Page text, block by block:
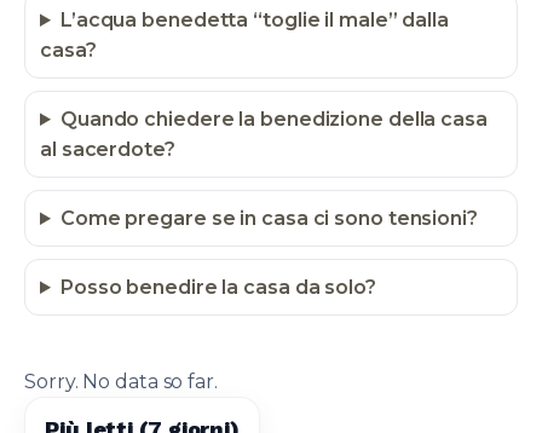
L’acqua benedetta “toglie il male” dalla
casa?
Quando chiedere la benedizione della casa
al sacerdote?
Come pregare se in casa ci sono tensioni?
Posso benedire la casa da solo?
Sorry. No data so far.